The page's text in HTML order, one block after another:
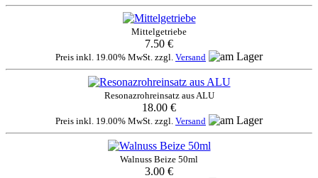
Mittelgetriebe
7.50 €
Preis inkl. 19.00% MwSt. zzgl. Versand
Resonazrohreinsatz aus ALU
18.00 €
Preis inkl. 19.00% MwSt. zzgl. Versand
Walnuss Beize 50ml
3.00 €